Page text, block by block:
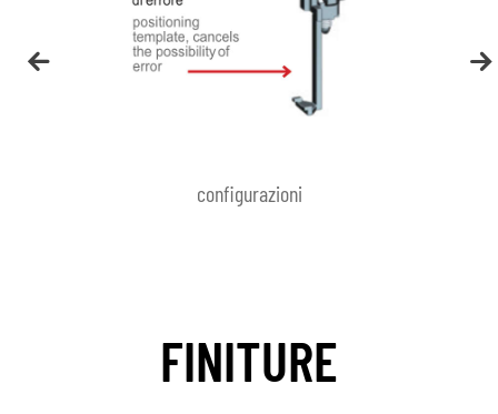
configurazioni
FINITURE